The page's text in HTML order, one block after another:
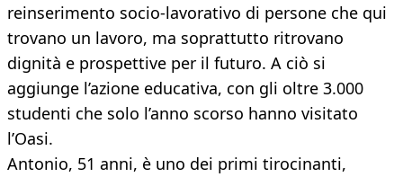
reinserimento socio-lavorativo di persone che qui
trovano un lavoro, ma soprattutto ritrovano
dignità e prospettive per il futuro. A ciò si
aggiunge l’azione educativa, con gli oltre 3.000
studenti che solo l’anno scorso hanno visitato
l’Oasi.
Antonio, 51 anni, è uno dei primi tirocinanti,